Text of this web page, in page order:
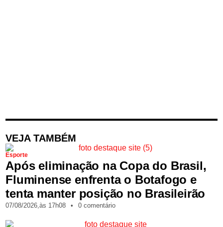
VEJA TAMBÉM
Esporte
Após eliminação na Copa do Brasil,
Fluminense enfrenta o Botafogo e
tenta manter posição no Brasileirão
07/08/2026,às 17h08 • 0 comentário